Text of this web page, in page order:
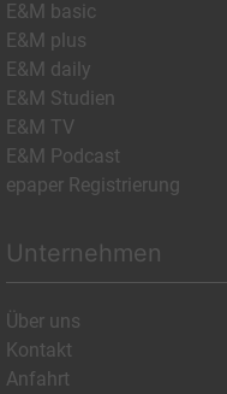
E&M basic
E&M plus
E&M daily
E&M Studien
E&M TV
E&M Podcast
epaper Registrierung
Unternehmen
Über uns
Kontakt
Anfahrt